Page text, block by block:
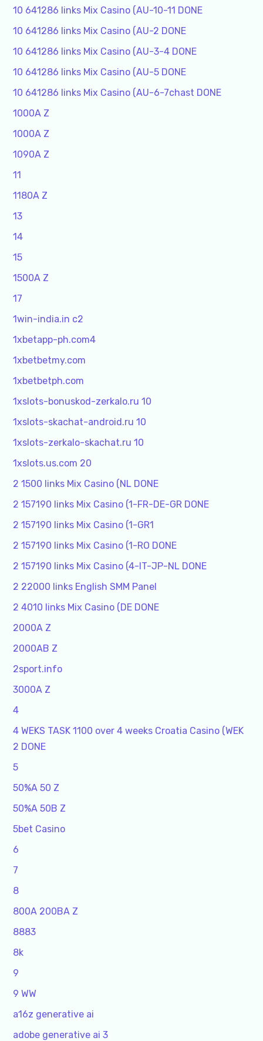
10 641286 links Mix Casino (AU-10-11 DONE
10 641286 links Mix Casino (AU-2 DONE
10 641286 links Mix Casino (AU-3-4 DONE
10 641286 links Mix Casino (AU-5 DONE
10 641286 links Mix Casino (AU-6-7chast DONE
1000A Z
1000A Z
1090A Z
11
1180A Z
13
14
15
1500A Z
17
1win-india.in c2
1xbetapp-ph.com4
1xbetbetmy.com
1xbetbetph.com
1xslots-bonuskod-zerkalo.ru 10
1xslots-skachat-android.ru 10
1xslots-zerkalo-skachat.ru 10
1xslots.us.com 20
2 1500 links Mix Casino (NL DONE
2 157190 links Mix Casino (1-FR-DE-GR DONE
2 157190 links Mix Casino (1-GR1
2 157190 links Mix Casino (1-RO DONE
2 157190 links Mix Casino (4-IT-JP-NL DONE
2 22000 links English SMM Panel
2 4010 links Mix Casino (DE DONE
2000A Z
2000AB Z
2sport.info
3000A Z
4
4 WEKS TASK 1100 over 4 weeks Croatia Casino (WEK
2 DONE
5
50%A 50 Z
50%A 50B Z
5bet Casino
6
7
8
800A 200BA Z
8883
8k
9
9 WW
a16z generative ai
adobe generative ai 3